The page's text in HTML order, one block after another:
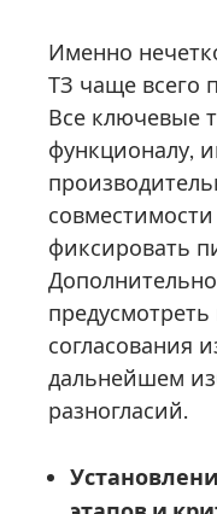
Именно
ТЗ чаще всего
Все ключевые
функционалу,
фиксировать
согласования
дальнейшем
разногласий.